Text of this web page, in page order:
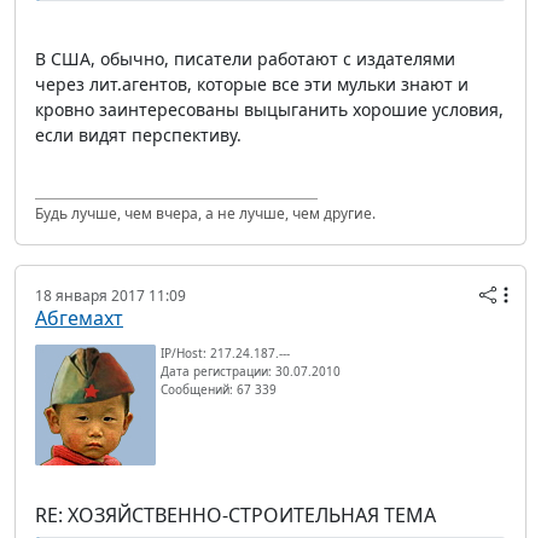
В США, обычно, писатели работают с издателями
через лит.агентов, которые все эти мульки знают и
кровно заинтересованы выцыганить хорошие условия,
если видят перспективу.
Будь лучше, чем вчера, а не лучше, чем другие.
18 января 2017 11:09
Абгемахт
IP/Host: 217.24.187.---
Дата регистрации: 30.07.2010
Сообщений: 67 339
RE: ХОЗЯЙСТВЕННО-СТРОИТЕЛЬНАЯ ТЕМА